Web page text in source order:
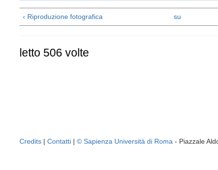
‹ Riproduzione fotografica su
letto 506 volte
Credits | Contatti | © Sapienza Università di Roma - Piazzale